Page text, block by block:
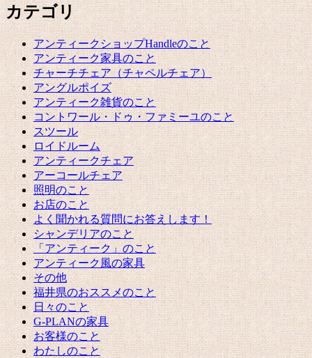
カテゴリ
アンティークショップHandleのこと
アンティーク家具のこと
チャーチチェア（チャペルチェア）
アングルポイズ
アンティーク雑貨のこと
コントワール・ドゥ・ファミーユのこと
スツール
ロイドルーム
アンティークチェア
アーコールチェア
照明のこと
お店のこと
よく聞かれる質問にお答えします！
シャンデリアのこと
「アンティーク」のこと
アンティーク風の家具
その他
福井県のおススメのこと
日々のこと
G-PLANの家具
お客様のこと
わたしのこと